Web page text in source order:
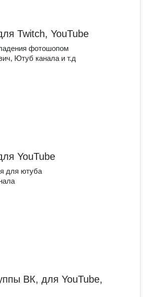
Twitch, YouTube
фотошопом
Ютуб канала и т.д
YouTube
для ютуба
ВК, для YouTube,